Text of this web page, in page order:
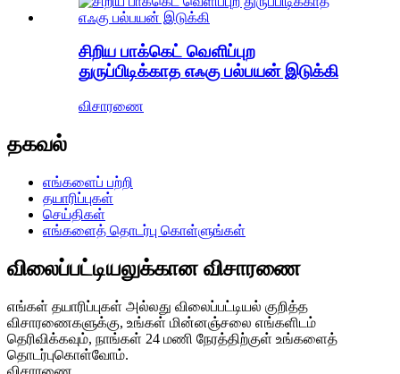
சிறிய பாக்கெட் வெளிப்புற
துருப்பிடிக்காத எஃகு பல்பயன் இடுக்கி
விசாரணை
தகவல்
எங்களைப் பற்றி
தயாரிப்புகள்
செய்திகள்
எங்களைத் தொடர்பு கொள்ளுங்கள்
விலைப்பட்டியலுக்கான விசாரணை
எங்கள் தயாரிப்புகள் அல்லது விலைப்பட்டியல் குறித்த
விசாரணைகளுக்கு, உங்கள் மின்னஞ்சலை எங்களிடம்
தெரிவிக்கவும், நாங்கள் 24 மணி நேரத்திற்குள் உங்களைத்
தொடர்புகொள்வோம்.
விசாரணை